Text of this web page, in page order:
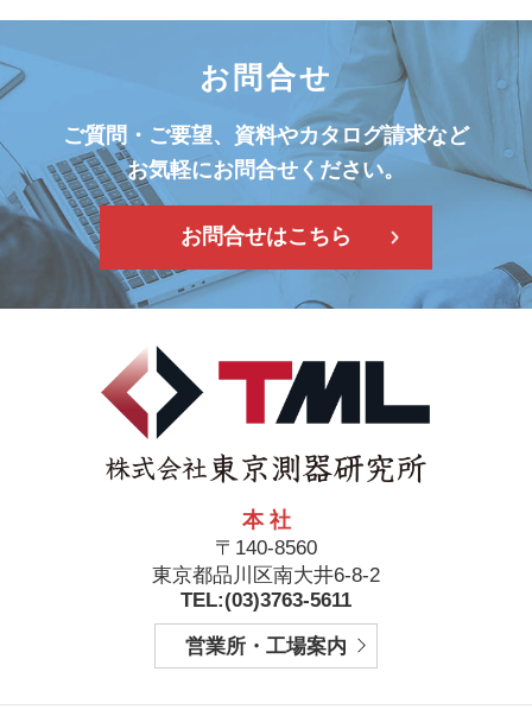
お問合せ
ご質問・ご要望、資料やカタログ請求など
お気軽にお問合せください。
お問合せはこちら
本 社
〒140-8560
東京都品川区南大井6-8-2
TEL:(03)3763-5611
営業所・工場案内